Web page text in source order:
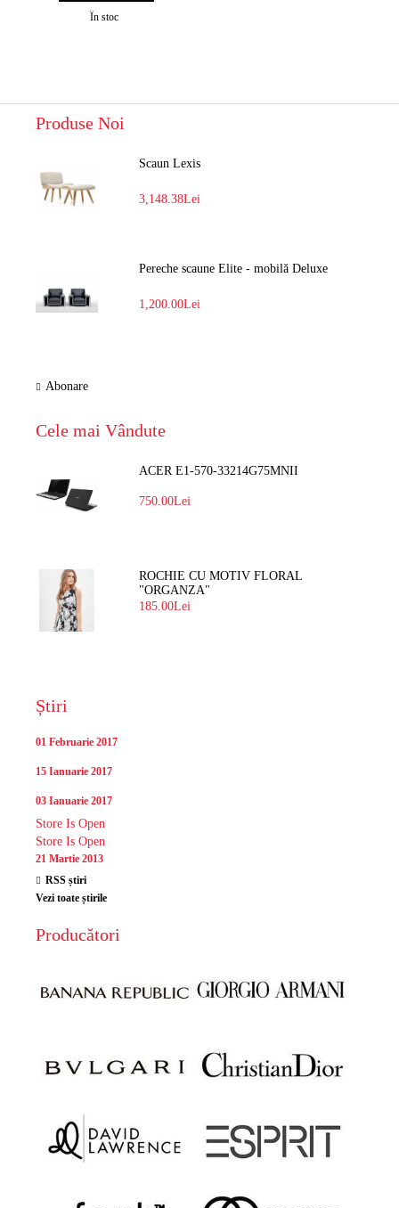
În stoc
Produse Noi
Scaun Lexis
3,148.38Lei
Pereche scaune Elite - mobilă Deluxe
1,200.00Lei
Abonare
Cele mai Vândute
ACER E1-570-33214G75MNII
750.00Lei
ROCHIE CU MOTIV FLORAL
"ORGANZA"
185.00Lei
Știri
01 Februarie 2017
15 Ianuarie 2017
03 Ianuarie 2017
Store Is Open
Store Is Open
21 Martie 2013
RSS știri
Vezi toate știrile
Producători